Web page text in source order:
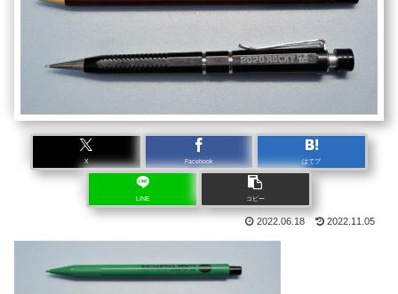
X Facebook はてブ
LINE コピー
2022.06.18 2022.11.05